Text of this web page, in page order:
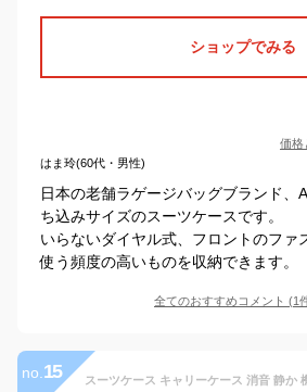
ショップでみる
価格
はま玲(60代・男性)
日本の老舗ラゲージバッグブランド、
ち込みサイズのスーツケースです。
いらないダイヤル式、フロントのファ
使う頻度の高いものを収納できます。
全てのおすすめコメント (1
no. 15